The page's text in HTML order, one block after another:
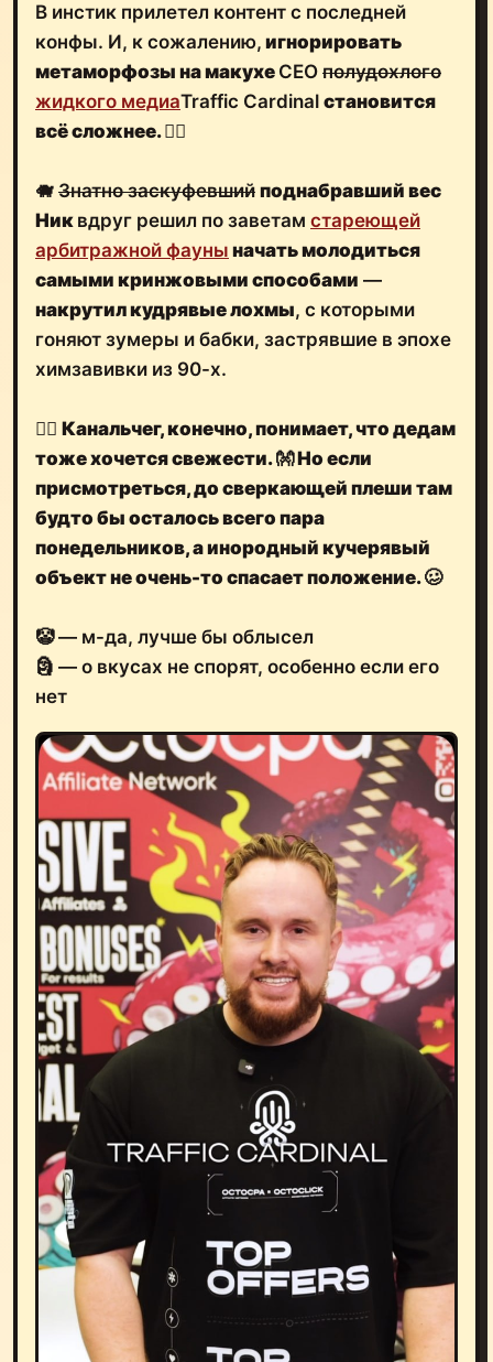
В инстик прилетел контент с последней
конфы. И, к сожалению, игнорировать
метаморфозы на макухе CEO полудохлого
жидкого медиаTraffic Cardinal становится
всё сложнее.🤦‍♂️
🐗 Знатно заскуфевший поднабравший вес
Ник вдруг решил по заветам стареющей
арбитражной фауны начать молодиться
самыми кринжовыми способами —
накрутил кудрявые лохмы, с которыми
гоняют зумеры и бабки, застрявшие в эпохе
химзавивки из 90-х.
🤷‍♂️ Канальчег, конечно, понимает, что дедам
тоже хочется свежести.👐Но если
присмотреться,до сверкающей плеши там
будто бы осталось всего пара
понедельников, а инородный кучерявый
объектне очень-то спасает положение.🥴
🤡 — м-да, лучше бы облысел
🗿 — о вкусах не спорят, особенно если его
нет